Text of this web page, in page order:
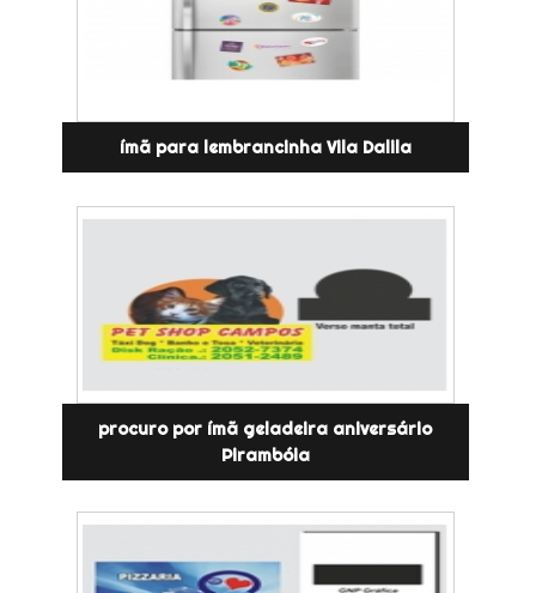
ímã para lembrancinha Vila Dalila
procuro por ímã geladeira aniversário
Pirambóia